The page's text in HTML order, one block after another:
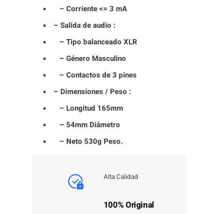
– Corriente <= 3 mA
– Salida de audio :
– Tipo balanceado XLR
– Género Masculino
– Contactos de 3 pines
– Dimensiones / Peso :
– Longitud 165mm
– 54mm Diámetro
– Neto 530g Peso.
Alta Calidad
100% Original